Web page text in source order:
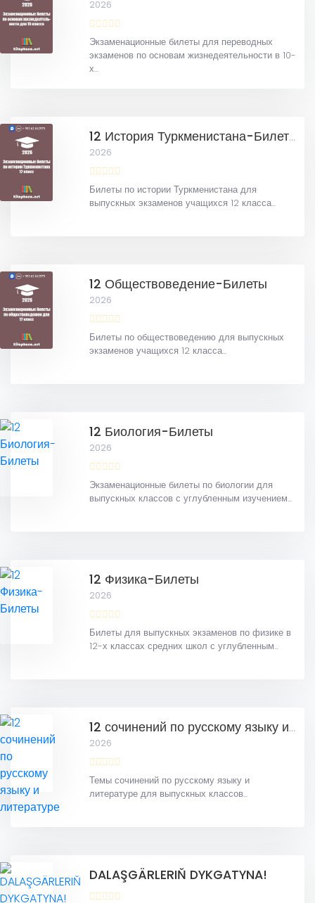
2026
Экзаменационные билеты для переводных
экзаменов по основам жизнедеятельности в 10-
х...
12 История Туркменистана-Билеты
2026
Билеты по истории Туркменистана для
выпускных экзаменов учащихся 12 класса...
12 Обществоведение-Билеты
2026
Билеты по обществоведению для выпускных
экзаменов учащихся 12 класса...
12 Биология-Билеты
2026
Экзаменационные билеты по биологии для
выпускных классов с углубленным изучением...
12 Физика-Билеты
2026
Билеты для выпускных экзаменов по физике в
12-х классах средних школ с углубленным...
12 сочинений по русскому языку и литературе
2026
Темы сочинений по русскому языку и
литературе для выпускных классов...
DALAŞGÄRLERIŇ DYKGATYNA!